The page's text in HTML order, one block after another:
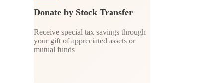
Donate by Stock Transfer
Receive special tax savings through
your gift of appreciated assets or
mutual funds